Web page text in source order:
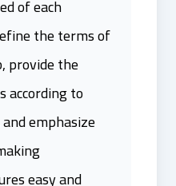
of each
the terms of
provide the
according to
emphasize
easy and